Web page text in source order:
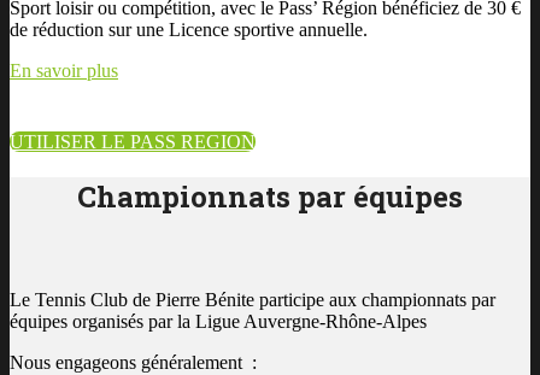
Sport loisir ou compétition, avec le Pass’ Région bénéficiez de 30 €
de réduction sur une Licence sportive annuelle.
En savoir plus
UTILISER LE PASS REGION
Championnats par équipes
Le Tennis Club de Pierre Bénite participe aux championnats par
équipes organisés par la Ligue Auvergne-Rhône-Alpes
Nous engageons généralement :